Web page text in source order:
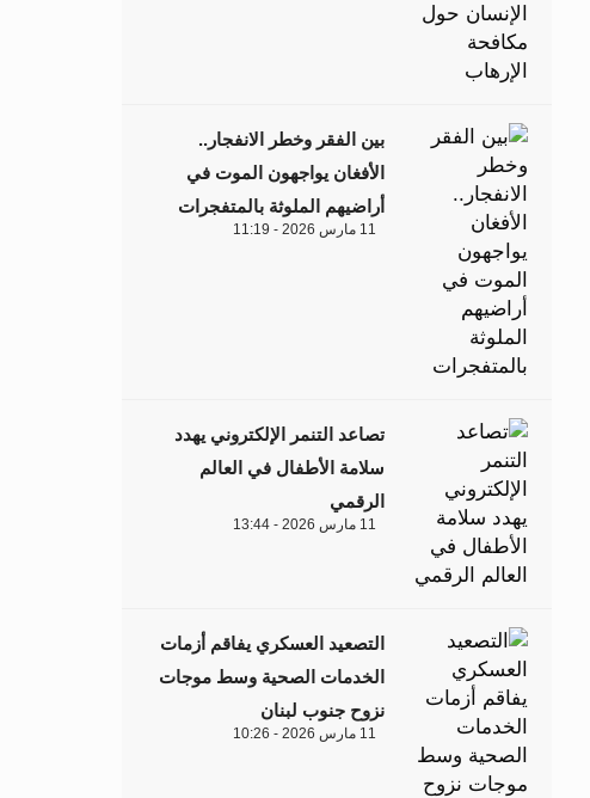
بين الفقر وخطر الانفجار..
الأفغان يواجهون الموت في
أراضيهم الملوثة بالمتفجرات
11 مارس 2026 - 11:19
تصاعد التنمر الإلكتروني يهدد
سلامة الأطفال في العالم
الرقمي
11 مارس 2026 - 13:44
التصعيد العسكري يفاقم أزمات
الخدمات الصحية وسط موجات
نزوح جنوب لبنان
11 مارس 2026 - 10:26